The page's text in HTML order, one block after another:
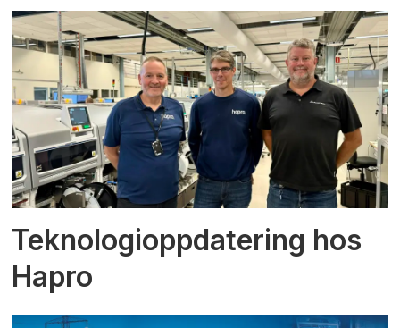
Teknologioppdatering hos
Hapro